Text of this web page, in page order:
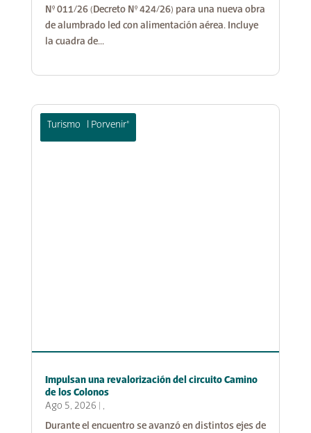
N° 011/26 (Decreto N° 424/26) para una nueva obra
de alumbrado led con alimentación aérea. Incluye
la cuadra de...
Impulsan una revalorización del circuito Camino
de los Colonos
Ago 5, 2026
Museo "El Porvenir"
,
Turismo
Durante el encuentro se avanzó en distintos ejes de